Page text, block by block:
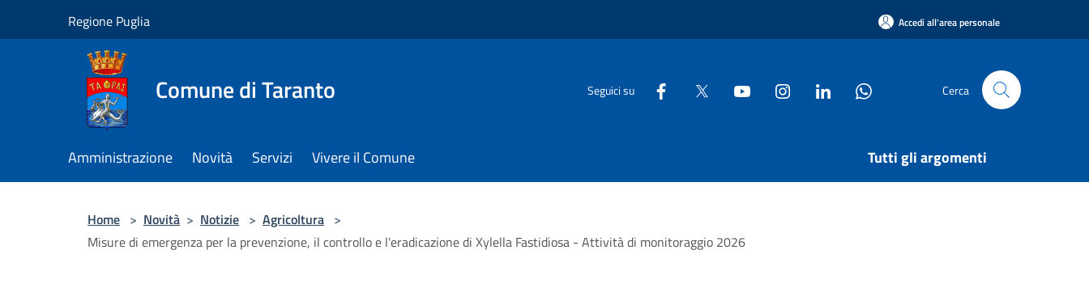
Regione Puglia Accedi all'area personale
Comune di Taranto Seguici su Cerca
Amministrazione Novità Servizi Vivere il Comune Tutti gli argomenti
Home > Novità > Notizie > Agricoltura >
Misure di emergenza per la prevenzione, il controllo e l'eradicazione di Xylella Fastidiosa - Attività di monitoraggio 2026